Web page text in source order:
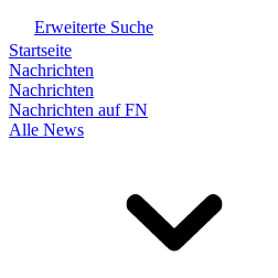
Erweiterte Suche
Startseite
Nachrichten
Nachrichten
Nachrichten auf FN
Alle News